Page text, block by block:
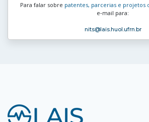
Para falar sobre patentes, parcerias e projetos
e‑mail para:
nits@lais.huol.ufrn.br